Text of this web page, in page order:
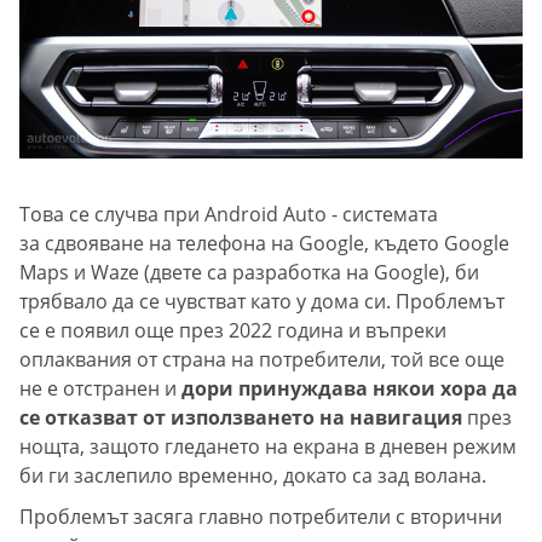
Това се случва при Android Auto - системата
за сдвояване на телефона на Google, където Google
Maps и Waze (двете са разработка на Google), би
трябвало да се чувстват като у дома си. Проблемът
се е появил още през 2022 година и въпреки
оплаквания от страна на потребители, той все още
не е отстранен и дори принуждава някои хора да
се отказват от използването на навигация през
нощта, защото гледането на екрана в дневен режим
би ги заслепило временно, докато са зад волана.
Проблемът засяга главно потребители с вторични